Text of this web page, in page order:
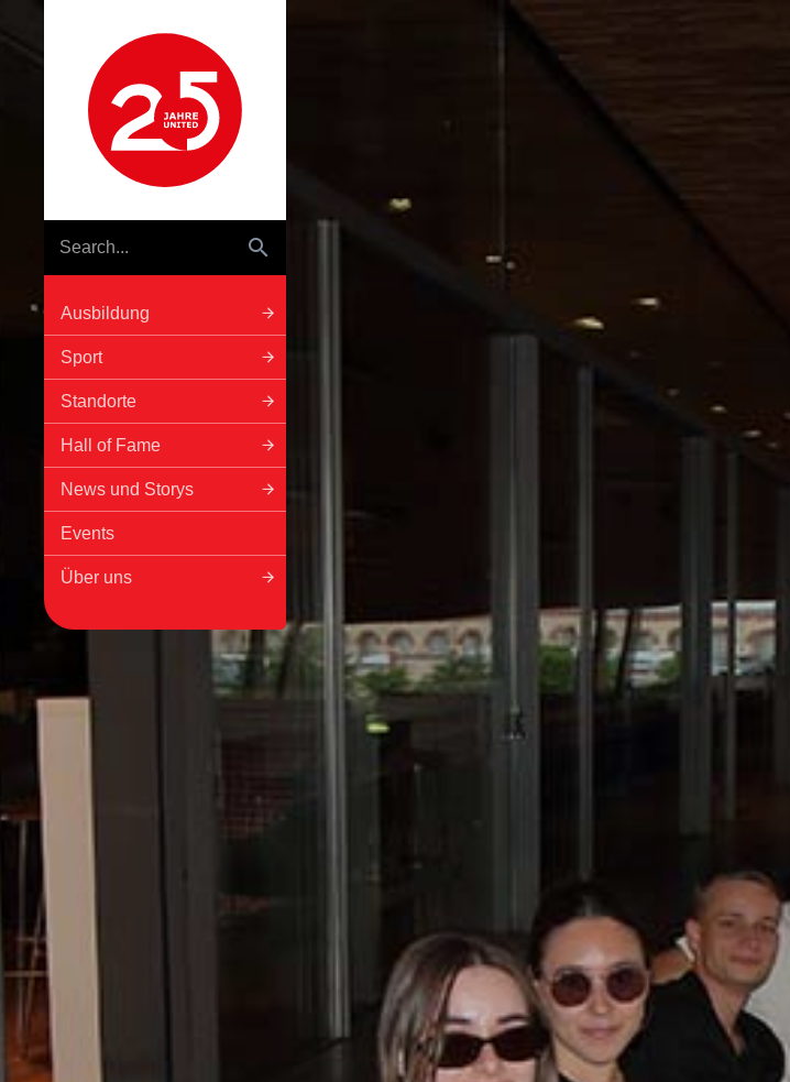
Hauptnavigation
Ausbildung
Sport
Standorte
Hall of Fame
News und Storys
Events
Über uns